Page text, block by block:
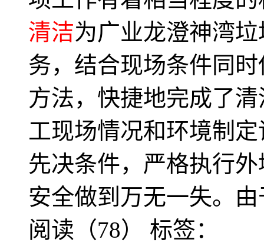
清洁为广业龙澄神湾
务，结合现场条件同
方法，快捷地完成了
工现场情况和环境制
先决条件，严格执行
安全做到万无一失。
阅读（78） 标签：